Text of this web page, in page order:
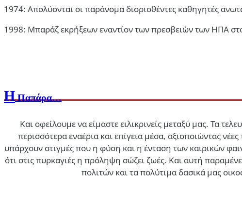
1974: Απολύονται οι παράνομα διορισθέντες καθηγητές
1998: Μπαράζ εκρήξεων εναντίον των πρεσβειών των ΗΠΑ
ΗΠαπάρα…
Και οφείλουμε να είμαστε ειλικρινείς μεταξύ μας. Τα
περισσότερα εναέρια και επίγεια μέσα, αξιοποιώντας
υπάρχουν στιγμές που η φύση και η ένταση των καιρικών
ότι στις πυρκαγιές η πρόληψη σώζει ζωές. Και αυτή
πολιτών και τα πολύτιμα δασικά μας